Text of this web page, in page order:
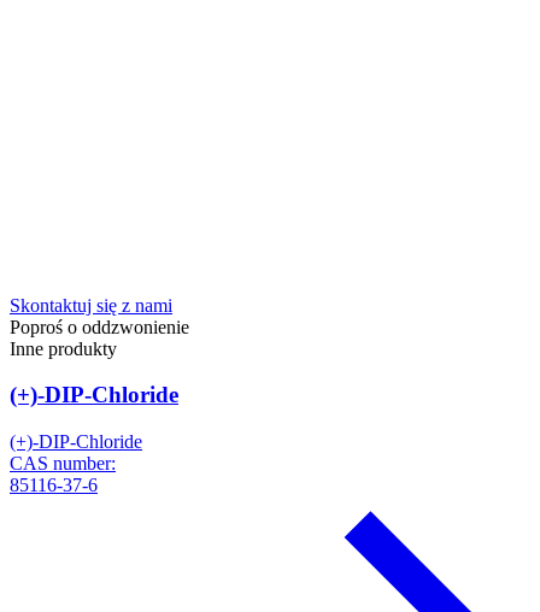
Skontaktuj się z nami
Poproś o oddzwonienie
Inne produkty
(+)-DIP-Chloride
(+)-DIP-Chloride
CAS number:
85116-37-6